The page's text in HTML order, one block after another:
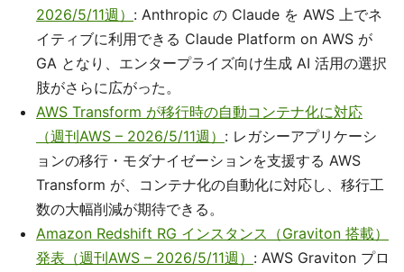
2026/5/11週） : Anthropic の Claude を AWS 上でネ
イティブに利用できる Claude Platform on AWS が
GA となり、エンタープライズ向け生成 AI 活用の選択
肢がさらに広がった。
AWS Transform が移行時の自動コンテナ化に対応
（週刊AWS – 2026/5/11週） : レガシーアプリケーシ
ョンの移行・モダナイゼーションを支援する AWS
Transform が、コンテナ化の自動化に対応し、移行工
数の大幅削減が期待できる。
Amazon Redshift RG インスタンス（Graviton 搭載）
発表（週刊AWS – 2026/5/11週） : AWS Graviton プロ